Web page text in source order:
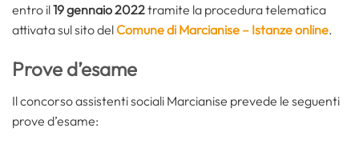
entro il19 gennaio 2022tramite la procedura telematica
attivata sul sito delComune di Marcianise – Istanze online.
Prove d’esame
Il concorso assistenti sociali Marcianise prevede le seguenti
prove d’esame: